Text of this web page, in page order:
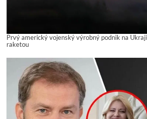
Prvý americký vojenský výrobný podnik na
raketou